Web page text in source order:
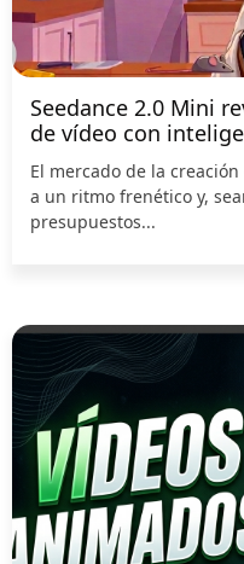
Seedance 2.0 Mini
de vídeo con
El mercado de la
a un ritmo frenético y,
presupuestos...